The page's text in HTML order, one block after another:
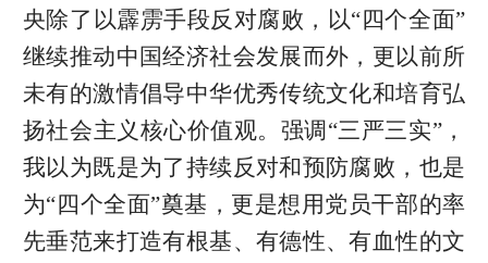
央除了以霹雳手段反对腐败，以“四个全面”
继续推动中国经济社会发展而外，更以前所
未有的激情倡导中华优秀传统文化和培育弘
扬社会主义核心价值观。强调“三严三实”，
我以为既是为了持续反对和预防腐败，也是
为“四个全面”奠基，更是想用党员干部的率
先垂范来打造有根基、有德性、有血性的文